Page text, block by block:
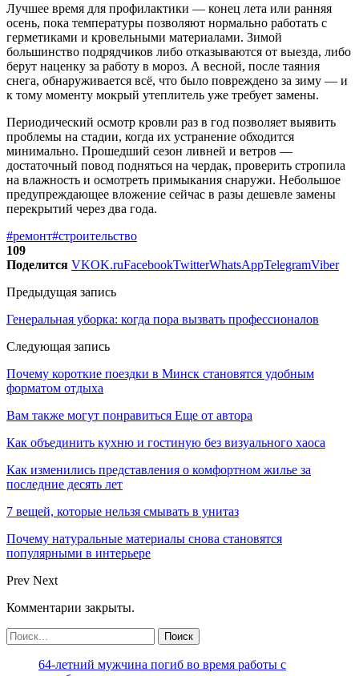
Лучшее время для профилактики — конец лета или ранняя
осень, пока температуры позволяют нормально работать с
герметиками и кровельными материалами. Зимой
большинство подрядчиков либо отказываются от выезда, либо
берут наценку за работу в мороз. А весной, после таяния
снега, обнаруживается всё, что было повреждено за зиму — и
к тому моменту мокрый утеплитель уже требует замены.
Периодический осмотр кровли раз в год позволяет выявить
проблемы на стадии, когда их устранение обходится
минимально. Прошедший сезон ливней и ветров —
достаточный повод подняться на чердак, проверить стропила
на влажность и осмотреть примыкания снаружи. Небольшое
предупреждающее вложение сейчас в разы дешевле замены
перекрытий через два года.
#ремонт#строительство
109
Поделится VKOK.ruFacebookTwitterWhatsAppTelegramViber
Предыдущая запись
Генеральная уборка: когда пора вызвать профессионалов
Следующая запись
Почему короткие поездки в Минск становятся удобным
форматом отдыха
Вам также могут понравиться Еще от автора
Как объединить кухню и гостиную без визуального хаоса
Как изменились представления о комфортном жилье за
последние десять лет
7 вещей, которые нельзя смывать в унитаз
Почему натуральные материалы снова становятся
популярными в интерьере
Prev Next
Комментарии закрыты.
64-летний мужчина погиб во время работы с